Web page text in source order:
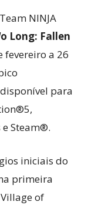
NINJA
Long: Fallen
fevereiro a 26
para
e Steam®.
iniciais do
primeira
of